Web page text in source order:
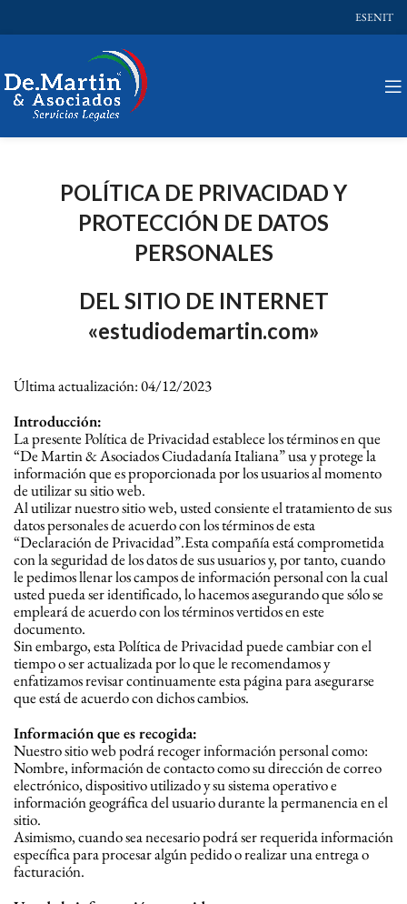
ESENIT
POLÍTICA DE PRIVACIDAD Y
PROTECCIÓN DE DATOS
PERSONALES
DEL SITIO DE INTERNET
«estudiodemartin.com»
Última actualización: 04/12/2023
Introducción:
La presente Política de Privacidad establece los términos en que
“De Martin & Asociados Ciudadanía Italiana” usa y protege la
información que es proporcionada por los usuarios al momento
de utilizar su sitio web.
Al utilizar nuestro sitio web, usted consiente el tratamiento de sus
datos personales de acuerdo con los términos de esta
“Declaración de Privacidad”.Esta compañía está comprometida
con la seguridad de los datos de sus usuarios y, por tanto, cuando
le pedimos llenar los campos de información personal con la cual
usted pueda ser identificado, lo hacemos asegurando que sólo se
empleará de acuerdo con los términos vertidos en este
documento.
Sin embargo, esta Política de Privacidad puede cambiar con el
tiempo o ser actualizada por lo que le recomendamos y
enfatizamos revisar continuamente esta página para asegurarse
que está de acuerdo con dichos cambios.
Información que es recogida:
Nuestro sitio web podrá recoger información personal como:
Nombre, información de contacto como su dirección de correo
electrónico, dispositivo utilizado y su sistema operativo e
información geográfica del usuario durante la permanencia en el
sitio.
Asimismo, cuando sea necesario podrá ser requerida información
específica para procesar algún pedido o realizar una entrega o
facturación.